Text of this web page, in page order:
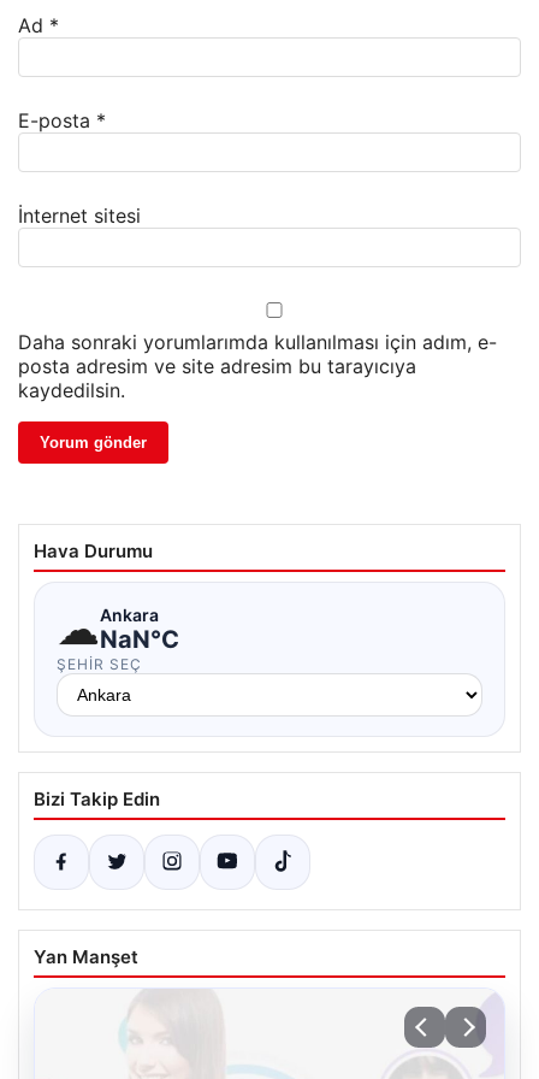
Ad *
E-posta *
İnternet sitesi
Daha sonraki yorumlarımda kullanılması için adım, e-
posta adresim ve site adresim bu tarayıcıya
kaydedilsin.
Hava Durumu
☁Ankara
NaN°C
ŞEHIR SEÇ
Bizi Takip Edin
Yan Manşet